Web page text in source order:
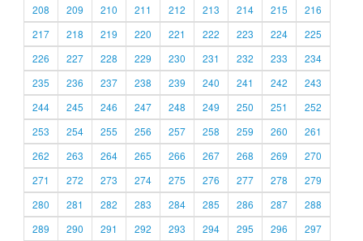
208
209 210 211 212 213 214 215
216
217
218 219 220 221 222 223 224
225
226
227 228 229 230 231 232 233
234
235
236 237 238 239 240 241 242
243
244
245 246 247 248 249 250 251
252
253
254 255 256 257 258 259 260
261
262
263 264 265 266 267 268 269
270
271
272 273 274 275 276 277 278
279
280
281 282 283 284 285 286 287
288
289
290 291 292 293 294 295 296 297